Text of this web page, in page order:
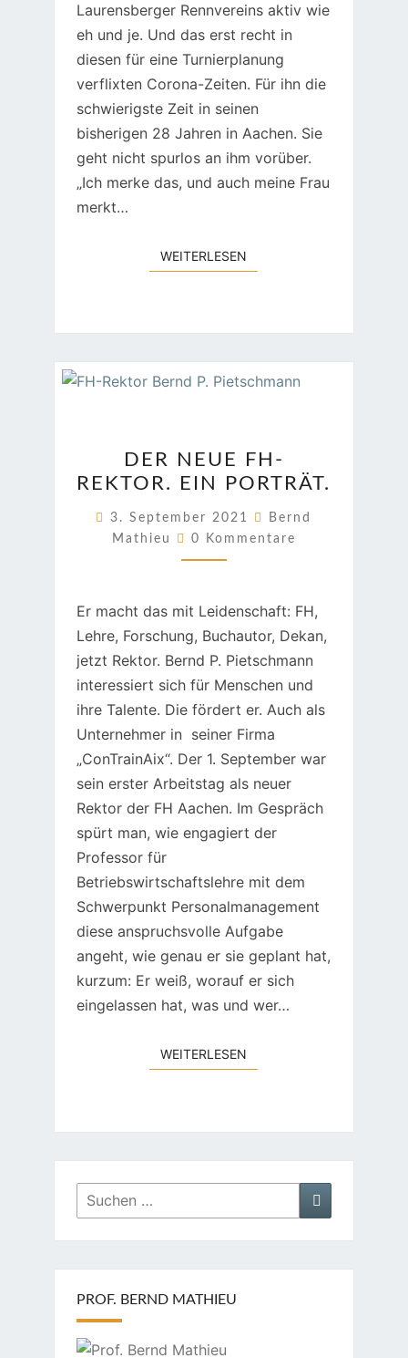
Laurensberger Rennvereins aktiv wie
eh und je. Und das erst recht in
diesen für eine Turnierplanung
verflixten Corona-Zeiten. Für ihn die
schwierigste Zeit in seinen
bisherigen 28 Jahren in Aachen. Sie
geht nicht spurlos an ihm vorüber.
„Ich merke das, und auch meine Frau
merkt…
WEITERLESEN
NEUE
FH-
REKTOR.
EIN
PORTRÄT.
DER NEUE FH-
REKTOR. EIN PORTRÄT.
3. September 2021
Bernd
Mathieu
Kommentare
0 Kommentare
Er macht das mit Leidenschaft: FH,
Lehre, Forschung, Buchautor, Dekan,
jetzt Rektor. Bernd P. Pietschmann
interessiert sich für Menschen und
ihre Talente. Die fördert er. Auch als
Unternehmer in seiner Firma
„ConTrainAix“. Der 1. September war
sein erster Arbeitstag als neuer
Rektor der FH Aachen. Im Gespräch
spürt man, wie engagiert der
Professor für
Betriebswirtschaftslehre mit dem
Schwerpunkt Personalmanagement
diese anspruchsvolle Aufgabe
angeht, wie genau er sie geplant hat,
kurzum: Er weiß, worauf er sich
eingelassen hat, was und wer…
WEITERLESEN
Suchen
nach:
Suchen
PROF. BERND MATHIEU